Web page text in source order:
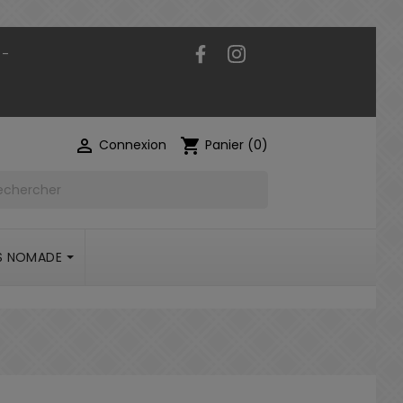
-
Facebook
 Connexion shopping_cart Panier (0)
NOMADE